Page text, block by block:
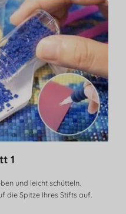
1
und leicht schütteln.
die Spitze Ihres Stifts auf.